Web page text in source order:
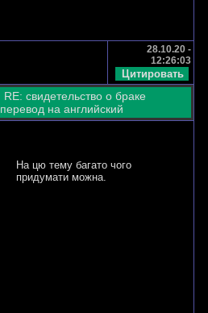
28.10.20 -
12:26:03
RE: свидетельство о браке
перевод на английский
На цю тему багато чого
придумати можна.